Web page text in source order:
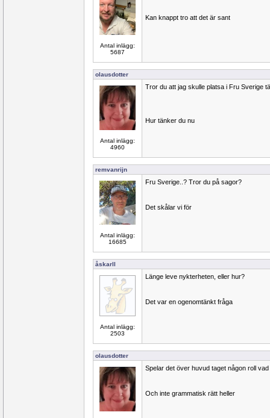
Antal inlägg:
5687
Kan knappt tro att det är sant
olausdotter
Antal inlägg:
4960
Tror du att jag skulle platsa i Fru Sverige
Hur tänker du nu
remvanrijn
Antal inlägg:
16685
Fru Sverige..? Tror du på sagor?
Det skålar vi för
åskarll
Antal inlägg:
2503
Länge leve nykterheten, eller hur?
Det var en ogenomtänkt fråga
olausdotter
Spelar det över huvud taget någon roll
Och inte grammatisk rätt heller